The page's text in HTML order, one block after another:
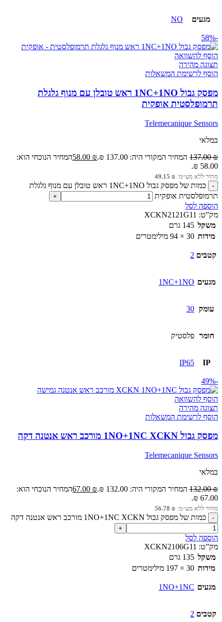
מגעים NO
-58%
הוסף להשוואה
תצוגה מהירה
הוסף לרשימת המשאלות
מפסק גבול 1NC+1NO ראש טובלן עם מנוף גלגלת
תרמופלסטית אופקית
Telemecanique Sensors
במלאי
137.00₪ המחיר המקורי היה: 137.00 ₪. 58.00 ₪
המחיר הנוכחי הוא:
58.00 ₪.
מחיר ללא מע״מ: 49.15 ₪
כמות של מפסק גבול 1NC+1NO ראש טובלן עם מנוף גלגלת
תרמופלסטית אופקית
הוספה לסל
מק”ט: XCKN2121G11
משקל 145 גרם
מידות 30 × 94 מילימטרים
קטבים 2
מגעים 1NC+1NO
עומק 30
חומר פלסטיק
IP
IP65
-49%
הוסף להשוואה
תצוגה מהירה
הוסף לרשימת המשאלות
מפסק גבול 1NO+1NC XCKN מורכב ראש אנטנה דקה
Telemecanique Sensors
במלאי
132.00₪ המחיר המקורי היה: 132.00 ₪. 67.00 ₪
המחיר הנוכחי הוא:
67.00 ₪.
מחיר ללא מע״מ: 56.78 ₪
כמות של מפסק גבול 1NO+1NC XCKN מורכב ראש אנטנה דקה
הוספה לסל
מק”ט: XCKN2106G11
משקל 135 גרם
מידות 30 × 197 מילימטרים
מגעים 1NO+1NC
קטבים 2